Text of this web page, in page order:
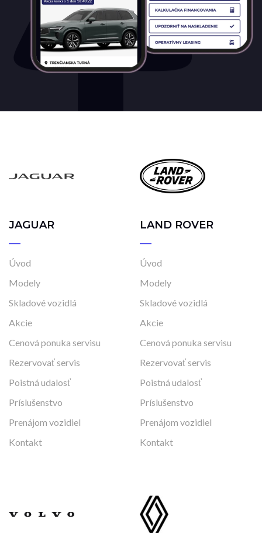
JAGUAR
Úvod
Modely
Skladové vozidlá
Akcie
Cenová ponuka servisu
Rezervovať servis
Poistná udalosť
Príslušenstvo
Prenájom vozidiel
Kontakt
LAND ROVER
Úvod
Modely
Skladové vozidlá
Akcie
Cenová ponuka servisu
Rezervovať servis
Poistná udalosť
Príslušenstvo
Prenájom vozidiel
Kontakt